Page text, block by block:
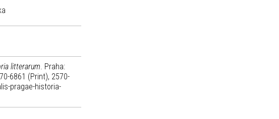
litterarum. Praha:
6861 (Print), 2570-
pragae-historia-